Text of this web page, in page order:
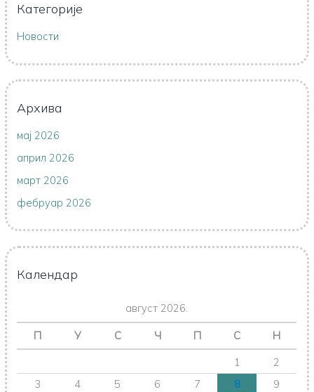
Категорије
Новости
Архива
мај 2026
април 2026
март 2026
фебруар 2026
Календар
август 2026.
П У С Ч П С
Н
1
2
3
4 5 6 7 8
9